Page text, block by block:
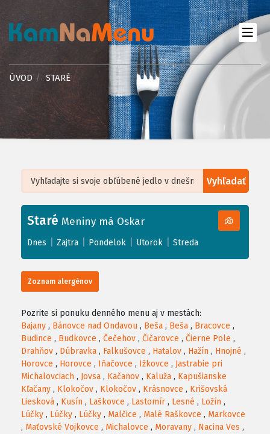
ÚVOD STARÉ
Vyhľadať
+
−
Leaflet| ©OpenStreetMap, Tiles courtesy ofHumanitarian OpenStreetMap
Staré Meniny má Oskar
Dnes Zajtra Pondelok Utorok Streda
Zoznam alergénov
Pozrite si ponuku denného menu aj v mestách:
Bajany , Bánovce nad Ondavou , Beša , Beša , Bracovce ,
Budince , Budkovce , Čečehov , Čičarovce , Čierne Pole ,
Drahňov , Dúbravka , Falkušovce , Hatalov , Hažín , Hnojné ,
Horovce , Horovce , Iňačovce , Ižkovce , Jastrabie pri
Michalovciach , Jovsa , Kačanov , Kaluža , Kapušianske
Kľačany , Klokočov , Klokočov , Krásnovce , Krišovská
Liesková , Kusín , Laškovce , Lastomír , Lesné , Ložín ,
Lúčky , Lúčky , Lúčky , Malčice , Malé Raškovce , Markovce
, Maťovské Vojkovce , Michalovce , Moravany , Nacina Ves ,